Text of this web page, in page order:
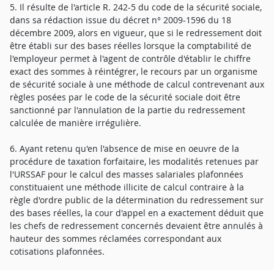
5. Il résulte de l'article R. 242-5 du code de la sécurité sociale,
dans sa rédaction issue du décret n° 2009-1596 du 18
décembre 2009, alors en vigueur, que si le redressement doit
être établi sur des bases réelles lorsque la comptabilité de
l'employeur permet à l'agent de contrôle d'établir le chiffre
exact des sommes à réintégrer, le recours par un organisme
de sécurité sociale à une méthode de calcul contrevenant aux
règles posées par le code de la sécurité sociale doit être
sanctionné par l'annulation de la partie du redressement
calculée de manière irrégulière.
6. Ayant retenu qu'en l'absence de mise en oeuvre de la
procédure de taxation forfaitaire, les modalités retenues par
l'URSSAF pour le calcul des masses salariales plafonnées
constituaient une méthode illicite de calcul contraire à la
règle d'ordre public de la détermination du redressement sur
des bases réelles, la cour d'appel en a exactement déduit que
les chefs de redressement concernés devaient être annulés à
hauteur des sommes réclamées correspondant aux
cotisations plafonnées.